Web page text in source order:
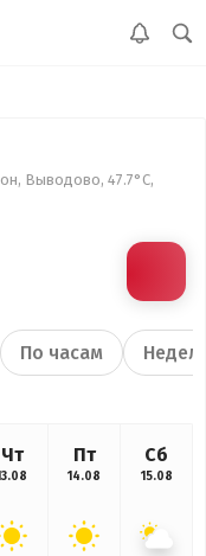
Выводово, 47.7°С,
По часам
Чт Пт
14.08
Сб
15.08